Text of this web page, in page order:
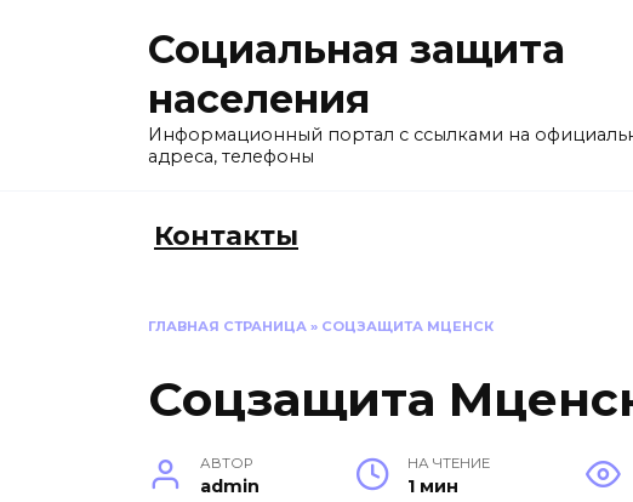
Социальная защита
населения
Информационный портал с ссылками на
адреса, телефоны
Контакты
ГЛАВНАЯ СТРАНИЦА » СОЦЗАЩИТА МЦЕНСК
Соцзащита
АВТОР
admin
НА ЧТЕНИЕ
1 мин